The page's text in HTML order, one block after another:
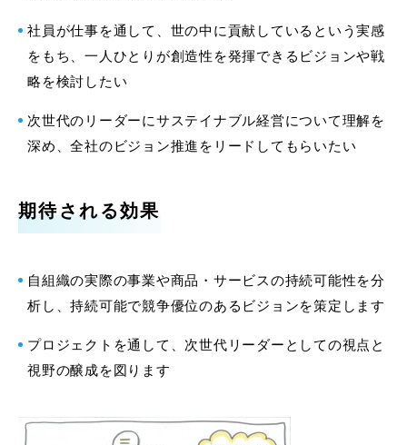
社員が仕事を通して、世の中に貢献しているという実感
をもち、一人ひとりが創造性を発揮できるビジョンや戦
略を検討したい
次世代のリーダーにサステイナブル経営について理解を
深め、全社のビジョン推進をリードしてもらいたい
期待される効果
自組織の実際の事業や商品・サービスの持続可能性を分
析し、持続可能で競争優位のあるビジョンを策定します
プロジェクトを通して、次世代リーダーとしての視点と
視野の醸成を図ります